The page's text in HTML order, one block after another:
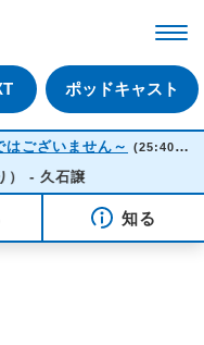
ポッドキャスト
ございません～ (25:40-26:00)
- 久石譲
知る